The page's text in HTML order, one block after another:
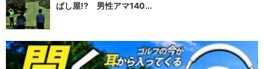
ばし屋!? 男性アマ140...